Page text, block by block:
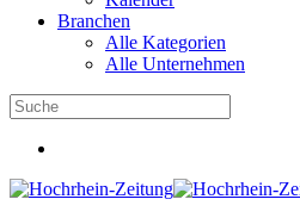
Branchen
Alle Kategorien
Alle Unternehmen